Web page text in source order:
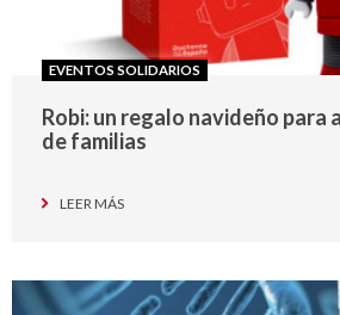
EVENTOS SOLIDARIOS
Robi: un regalo navideño para
de familias
LEER MÁS